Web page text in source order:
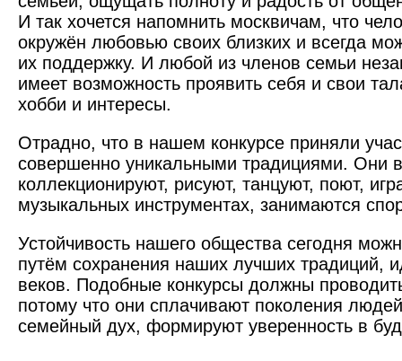
И так хочется напомнить москвичам, что
окружён любовью своих близких и всегда
их поддержку. И любой из членов семьи
имеет возможность проявить себя и свои
хобби и интересы.
Отрадно, что в нашем конкурсе приняли
совершенно уникальными традициями. Они
коллекционируют, рисуют, танцуют, поют,
музыкальных инструментах, занимаются
Устойчивость нашего общества сегодня
путём сохранения наших лучших традиций,
веков. Подобные конкурсы должны
потому что они сплачивают поколения
семейный дух, формируют уверенность в